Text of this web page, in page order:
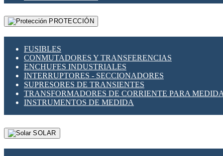
PROTECCIÓN
FUSIBLES
CONMUTADORES Y TRANSFERENCIAS
ENCHUFES INDUSTRIALES
INTERRUPTORES - SECCIONADORES
SUPRESORES DE TRANSIENTES
TRANSFORMADORES DE CORRIENTE PARA
INSTRUMENTOS DE MEDIDA
SOLAR